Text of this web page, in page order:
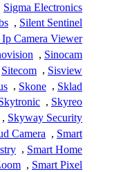
Sigma Electronics
Silent Sentinel
,
Camera Viewer
Sinocam
,
Sisview
,
Sitecom
Sklad
,
Skone
,
Skyreo
,
Skyway Security
,
Smart
,
Camera
Smart Home
,
Smart Pixel
,